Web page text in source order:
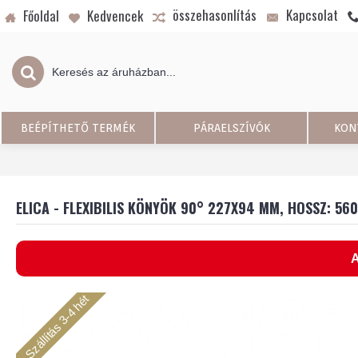
Főoldal Kedvencek összehasonlítás Kapcsolat
BEÉPÍTHETŐ TERMÉK PÁRAELSZÍVÓK
ELICA - FLEXIBILIS KÖNYÖK 90° 227X94 MM, HOSSZ:
Szállítás 3-4 hét